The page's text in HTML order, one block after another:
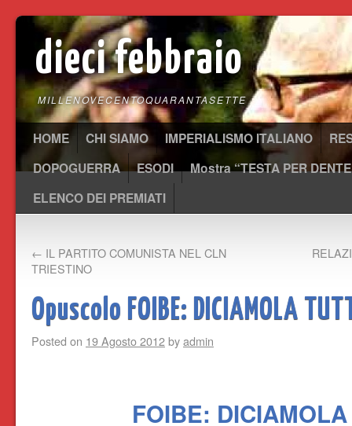
dieci febbraio
MILLENOVECENTOQUARANTASETTE
HOME CHI SIAMO IMPERIALISMO ITALIANO
DOPOGUERRA
ESODI
Mostra “TESTA PER
ELENCO DEI PREMIATI
← IL PARTITO COMUNISTA NEL CLN
TRIESTINO
Opuscolo FOIBE: DICIAMOLA
Posted on 19 Agosto 2012byadmin
FOIBE: